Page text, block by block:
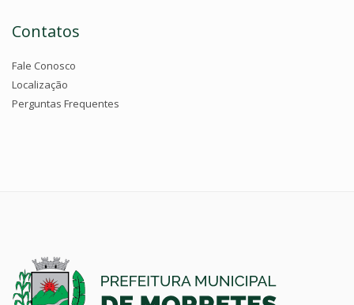
Contatos
Fale Conosco
Localização
Perguntas Frequentes